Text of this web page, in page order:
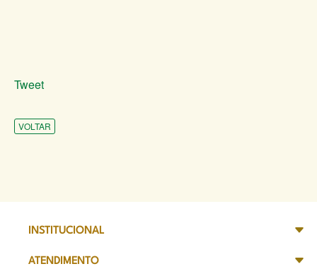
Tweet
VOLTAR
INSTITUCIONAL
ATENDIMENTO